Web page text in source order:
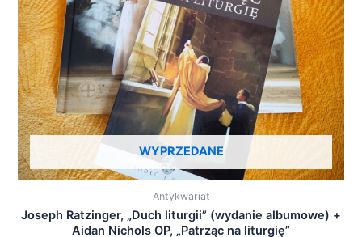
WYPRZEDANE
Antykwariat
Joseph Ratzinger, „Duch liturgii” (wydanie albumowe) +
Aidan Nichols OP, „Patrząc na liturgię”